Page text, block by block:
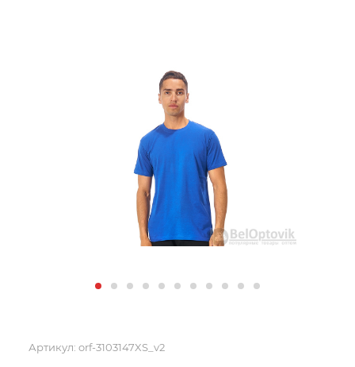
Артикул: orf-3103147XS_v2